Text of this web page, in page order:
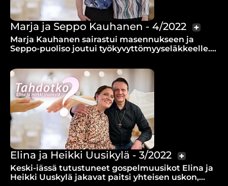
Marja ja Seppo Kauhanen - 4/2022
Marja Kauhanen sairastui masennukseen ja
Seppo-puoliso joutui työkyvyttömyyseläkkeelle.
Elina ja Heikki Uusikylä - 3/2022
Keski-iässä tutustuneet gospelmuusikot Elina ja
Heikki Uuskylä jakavat paitsi yhteisen uskon,